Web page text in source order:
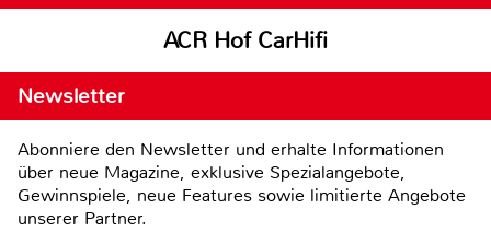
ACR Hof CarHifi
Newsletter
Abonniere den Newsletter und erhalte Informationen
über neue Magazine, exklusive Spezialangebote,
Gewinnspiele, neue Features sowie limitierte Angebote
unserer Partner.